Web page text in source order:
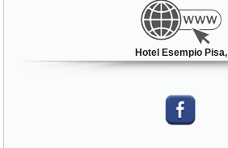
Hotel Esempio Pisa,